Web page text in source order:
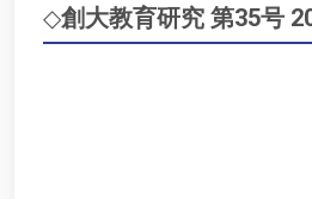
◇創大教育研究 第35号